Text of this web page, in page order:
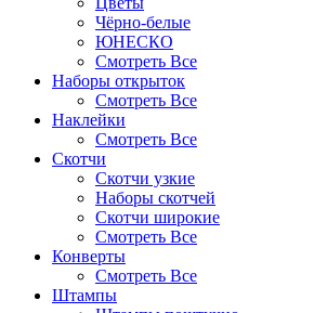
Чёрно-белые
ЮНЕСКО
Смотреть Все
Наборы открыток
Смотреть Все
Наклейки
Смотреть Все
Скотчи
Скотчи узкие
Наборы скотчей
Скотчи широкие
Смотреть Все
Конверты
Смотреть Все
Штампы